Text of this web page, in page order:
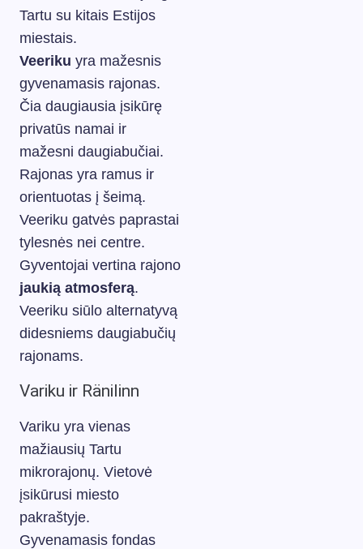
Tartu su kitais Estijos
miestais.
Veeriku yra mažesnis
gyvenamasis rajonas.
Čia daugiausia įsikūrę
privatūs namai ir
mažesni daugiabučiai.
Rajonas yra ramus ir
orientuotas į šeimą.
Veeriku gatvės paprastai
tylesnės nei centre.
Gyventojai vertina rajono
jaukią atmosferą.
Veeriku siūlo alternatyvą
didesniems daugiabučių
rajonams.
Variku ir Ränilinn
Variku yra vienas
mažiausių Tartu
mikrorajonų. Vietovė
įsikūrusi miesto
pakraštyje.
Gyvenamasis fondas